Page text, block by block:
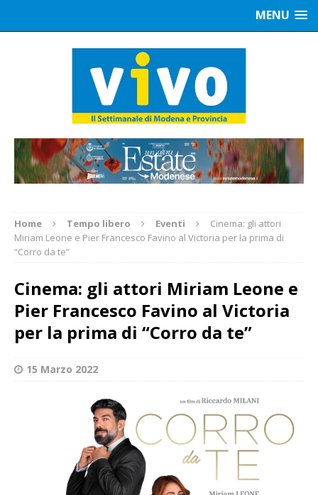
MENU
Home Tempo libero Eventi
Cinema: gli attori
Miriam Leone e Pier Francesco Favino al Victoria per la prima di
“Corro da te”
Cinema: gli attori Miriam Leone e
Pier Francesco Favino al Victoria
per la prima di “Corro da te”
15 Marzo 2022